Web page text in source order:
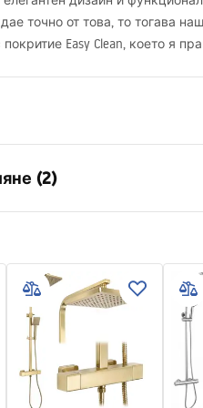
точно от това, то тогава
Easy Clean, което я
За
Отварящ
на душ
2000
mm
ляв или
(2)